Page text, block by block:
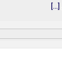
[…]